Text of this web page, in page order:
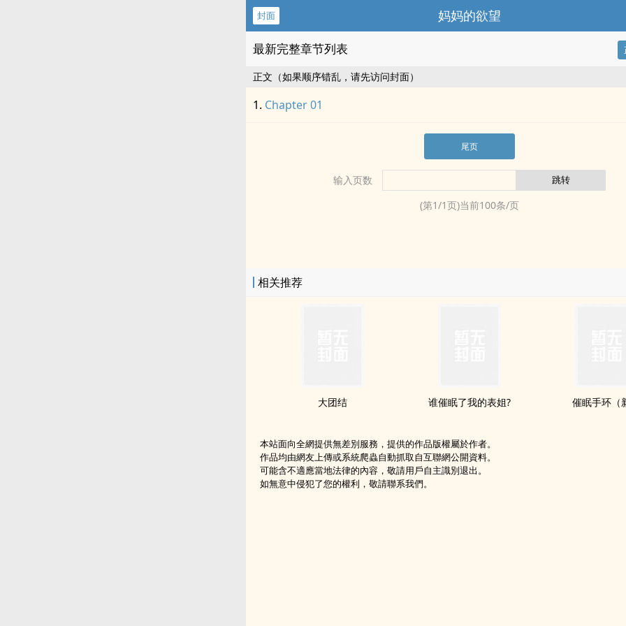
封面 妈妈的欲望
最新完整章节列表
正文（如果顺序错乱，请先访问封面）
Chapter 01
尾页
输入页数
(第1/1页)当前100条/页
相关推荐
大团结 谁催眠了我的表姐? 催眠手环（
本站面向全網提供無差別服務，提供的作品版權屬於作者。
作品均由網友上傳或系統爬蟲自動抓取自互聯網公開資料。
可能含不適應當地法律的內容，敬請用戶自主識別退出。
如無意中侵犯了您的權利，敬請聯系我們。